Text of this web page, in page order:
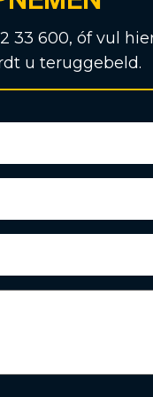
33 600, óf vul
u teruggebeld.